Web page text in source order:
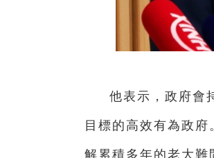
他表示，政府會
目標的高效有為政
解累積多年的老大難